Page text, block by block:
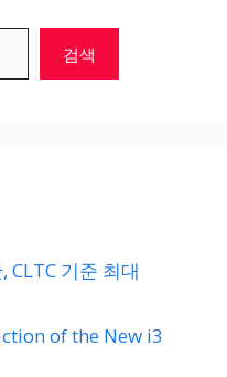
검색
CLTC 기준 최대
of the New i3